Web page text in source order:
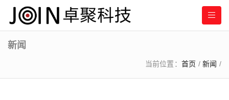
新闻
当前位置： 首页 / 新闻 /